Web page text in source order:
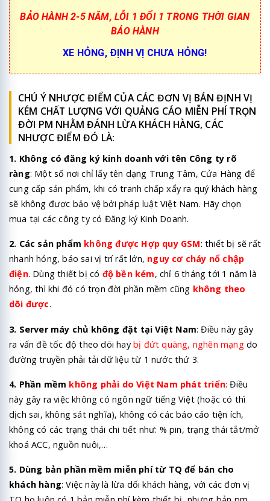
BẢO HÀNH 2-5 NĂM, LỖI 1 ĐỔI 1 TRONG THỜI GIAN
BẢO HÀNH
XE HỎNG, ĐỊNH VỊ CHƯA HỎNG!
CHÚ Ý NHƯỢC ĐIỂM CỦA CÁC ĐƠN VỊ BÁN ĐỊNH VỊ
KÉM CHẤT LƯỢNG VỚI QUẢNG CÁO MIỄN PHÍ TRỌN
ĐỜI PM NHẰM ĐÁNH LỪA KHÁCH HÀNG, CÁC
NHƯỢC ĐIỂM ĐÓ LÀ:
1. Không có đăng ký kinh doanh với tên Công ty rõ
ràng: Một số nơi chỉ lấy tên dạng Trung Tâm, Cửa Hàng để
cung cấp sản phẩm, khi có tranh chấp xẩy ra quý khách hàng
sẽ không được bảo vệ bởi pháp luật Việt Nam. Hãy chọn
mua tại các công ty có Đăng ký Kinh Doanh.
2. Các sản phẩm không được Hợp quy GSM: thiết bị sẽ rất
nhanh hỏng, báo sai vị trí rất lớn, nguy cơ cháy nổ chập
điện. Dùng thiết bị có độ bền kém, chỉ 6 tháng tới 1 năm là
hỏng, thì khi đó có trọn đời phần mềm cũng không theo
dõi được.
3. Server máy chủ không đặt tại Việt Nam: Điều này gây
ra vấn đề tốc độ theo dõi hay bị đứt quãng, nghẽn mạngdo
đường truyền phải tải dữ liệu từ 1 nước thứ 3.
4. Phần mềm không phải do Việt Nam phát triển: Điều
này gây ra việc không có ngôn ngữ tiếng Việt (hoặc có thì
dịch sai, không sát nghĩa), không có các báo cáo tiện ích,
không có các trạng thái chi tiết như: % pin, trạng thái tắt/mở
khoá ACC, nguồn nuôi,…
5. Dùng bản phần mềm miễn phí từ TQ để bán cho
khách hàng: Việc này là lừa dối khách hàng, với các đơn vị